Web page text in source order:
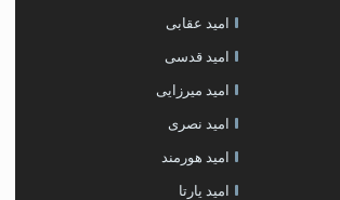
امید عقابی
امید قدسی
امید میرزایی
امید نصری
امید هورمند
امید یارتا